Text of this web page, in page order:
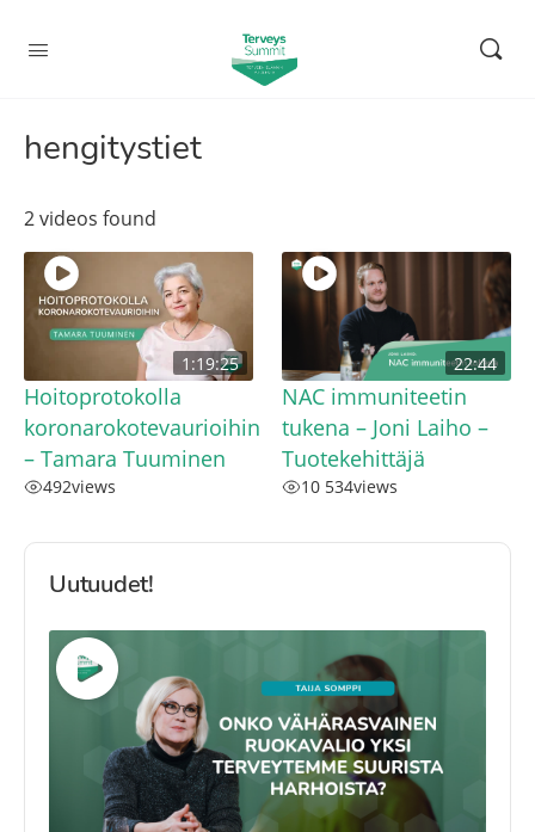
hengitystiet
2 videos found
1:19:25
Hoitoprotokolla
koronarokotevaurioihin
– Tamara Tuuminen
492views
22:44
NAC immuniteetin
tukena – Joni Laiho –
Tuotekehittäjä
10 534views
Uutuudet!